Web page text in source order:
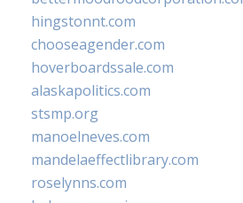
hingstonnt.com
chooseagender.com
hoverboardssale.com
alaskapolitics.com
stsmp.org
manoelneves.com
mandelaeffectlibrary.com
roselynns.com